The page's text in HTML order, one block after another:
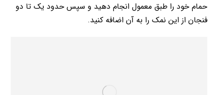
حمام خود را طبق معمول انجام دهید و سپس حدود یک تا دو
فنجان از این نمک را به آن اضافه کنید.